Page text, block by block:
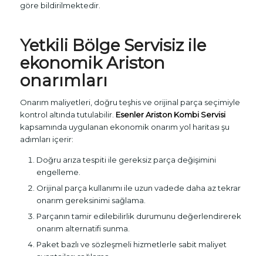
göre bildirilmektedir.
Yetkili Bölge Servisiz ile
ekonomik Ariston
onarımları
Onarım maliyetleri, doğru teşhis ve orijinal parça seçimiyle
kontrol altında tutulabilir. Esenler Ariston Kombi Servisi
kapsamında uygulanan ekonomik onarım yol haritası şu
adımları içerir:
Doğru arıza tespiti ile gereksiz parça değişimini
engelleme.
Orijinal parça kullanımı ile uzun vadede daha az tekrar
onarım gereksinimi sağlama.
Parçanın tamir edilebilirlik durumunu değerlendirerek
onarım alternatifi sunma.
Paket bazlı ve sözleşmeli hizmetlerle sabit maliyet